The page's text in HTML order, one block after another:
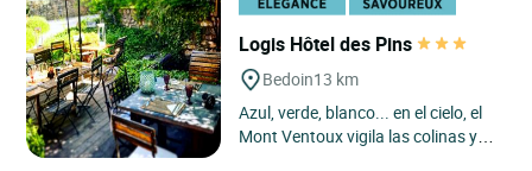
Logis Hôtel des Pins
Bedoin13 km
Azul, verde, blanco... en el cielo, el
Mont Ventoux vigila las colinas y